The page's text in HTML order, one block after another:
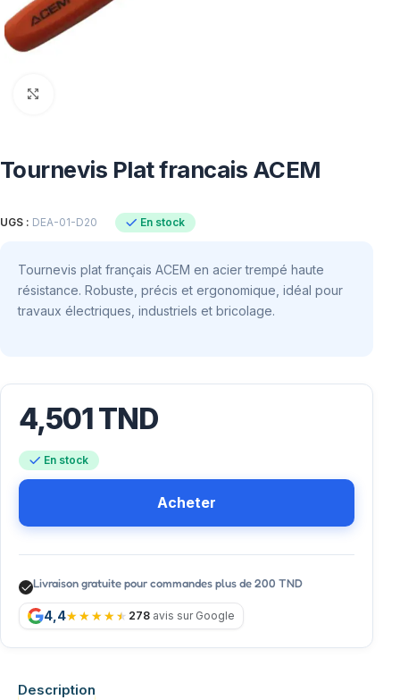
Tournevis Plat francais ACEM
UGS : DEA-01-D20 En stock
Tournevis plat français ACEM en acier trempé haute
résistance. Robuste, précis et ergonomique, idéal pour
travaux électriques, industriels et bricolage.
4,501TND
En stock
Acheter
Livraison gratuite pour commandes plus de 200 TND
4,4 278 avis sur Google
Description